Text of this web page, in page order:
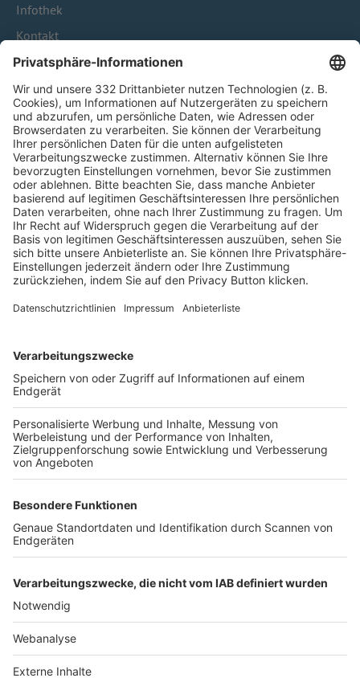
Infothek
Kontakt
HÄUFIG BESUCHTE SEITEN
Pässe und Vereinswechsel
Trainerausbildung
Schulungsangebot Vereinsmitarbeiter
BFV-Geschäftsstellen
Trainerbörse
Login SpielPlus
FOLGE DEM BFV
TOP-VEREINE
TOP-PARTNER
Nutzungsbedingungen Datenschutz Impressum